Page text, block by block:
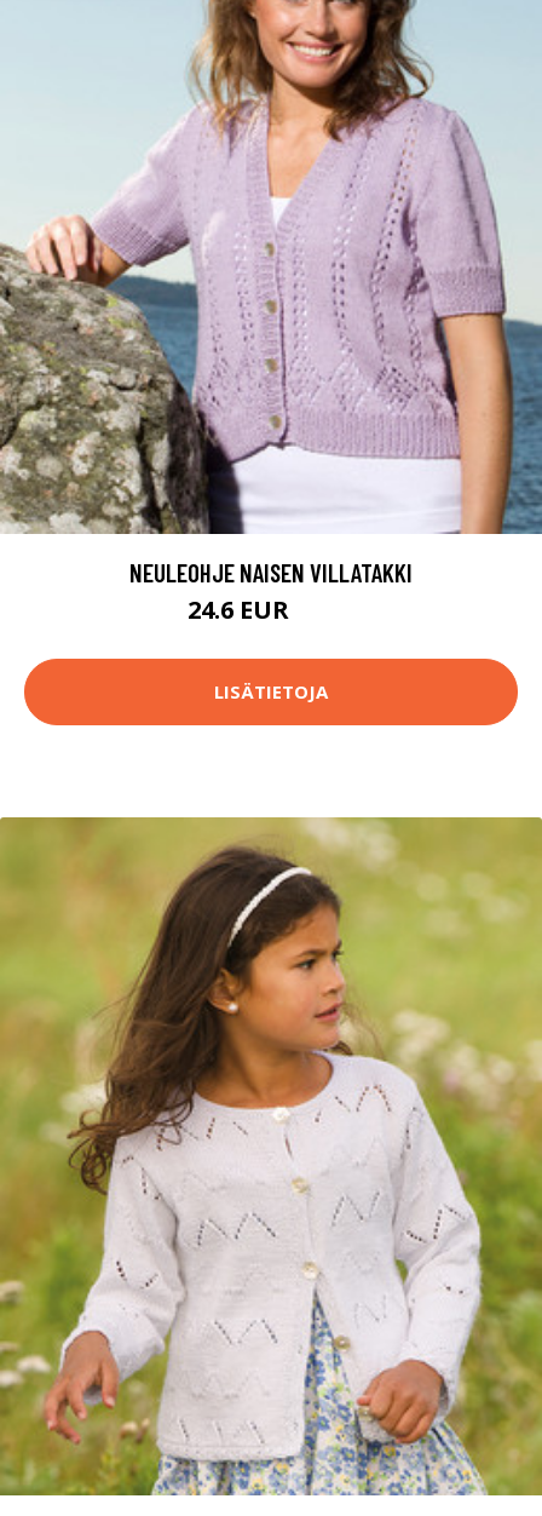
NEULEOHJE NAISEN VILLATAKKI
24.6 EUR
LISÄTIETOJA